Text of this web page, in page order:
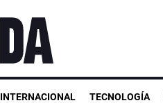
INTERNACIONAL TECNOLOGÍA